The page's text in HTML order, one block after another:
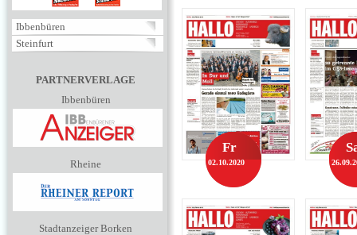
Ibbenbüren
Steinfurt
PARTNERVERLAGE
Ibbenbüren
Rheine
Stadtanzeiger Borken
Fr
02.10.2020